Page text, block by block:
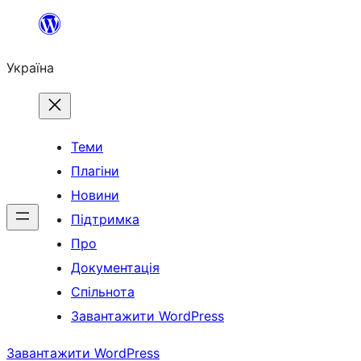
Перейти
вмісту
Україна
Теми
Плагіни
Новини
Підтримка
Про
Документація
Спільнота
Завантажити WordPress
Завантажити WordPress